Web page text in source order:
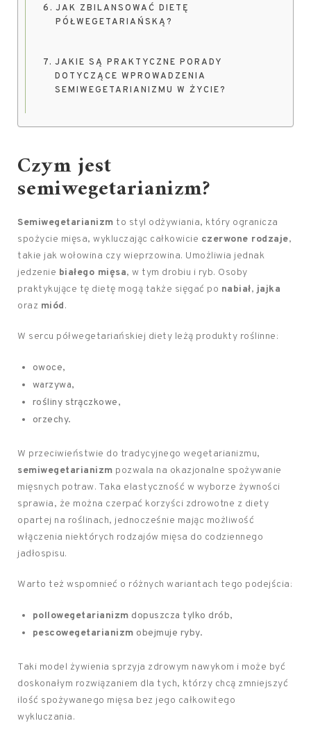
JAK ZBILANSOWAĆ DIETĘ
PÓŁWEGETARIAŃSKĄ?
JAKIE SĄ PRAKTYCZNE PORADY
DOTYCZĄCE WPROWADZENIA
SEMIWEGETARIANIZMU W ŻYCIE?
Czym jest
semiwegetarianizm?
Semiwegetarianizm to styl odżywiania, który ogranicza
spożycie mięsa, wykluczając całkowicie czerwone rodzaje,
takie jak wołowina czy wieprzowina. Umożliwia jednak
jedzenie białego mięsa, w tym drobiu i ryb. Osoby
praktykujące tę dietę mogą także sięgać po nabiał, jajka
oraz miód.
W sercu półwegetariańskiej diety leżą produkty roślinne:
owoce,
warzywa,
rośliny strączkowe,
orzechy.
W przeciwieństwie do tradycyjnego wegetarianizmu,
semiwegetarianizm pozwala na okazjonalne spożywanie
mięsnych potraw. Taka elastyczność w wyborze żywności
sprawia, że można czerpać korzyści zdrowotne z diety
opartej na roślinach, jednocześnie mając możliwość
włączenia niektórych rodzajów mięsa do codziennego
jadłospisu.
Warto też wspomnieć o różnych wariantach tego podejścia:
pollowegetarianizm dopuszcza tylko drób,
pescowegetarianizm obejmuje ryby.
Taki model żywienia sprzyja zdrowym nawykom i może być
doskonałym rozwiązaniem dla tych, którzy chcą zmniejszyć
ilość spożywanego mięsa bez jego całkowitego
wykluczania.